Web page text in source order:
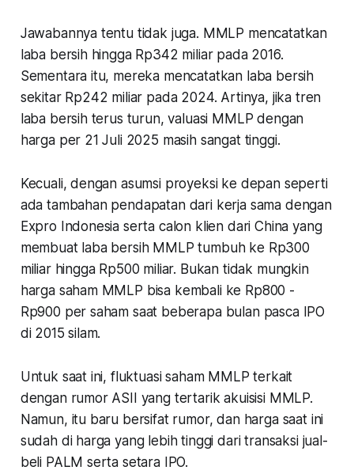
Jawabannya tentu tidak juga. MMLP mencatatkan
laba bersih hingga Rp342 miliar pada 2016.
Sementara itu, mereka mencatatkan laba bersih
sekitar Rp242 miliar pada 2024. Artinya, jika tren
laba bersih terus turun, valuasi MMLP dengan
harga per 21 Juli 2025 masih sangat tinggi.
Kecuali, dengan asumsi proyeksi ke depan seperti
ada tambahan pendapatan dari kerja sama dengan
Expro Indonesia serta calon klien dari China yang
membuat laba bersih MMLP tumbuh ke Rp300
miliar hingga Rp500 miliar. Bukan tidak mungkin
harga saham MMLP bisa kembali ke Rp800 -
Rp900 per saham saat beberapa bulan pasca IPO
di 2015 silam.
Untuk saat ini, fluktuasi saham MMLP terkait
dengan rumor ASII yang tertarik akuisisi MMLP.
Namun, itu baru bersifat rumor, dan harga saat ini
sudah di harga yang lebih tinggi dari transaksi jual-
beli PALM serta setara IPO.